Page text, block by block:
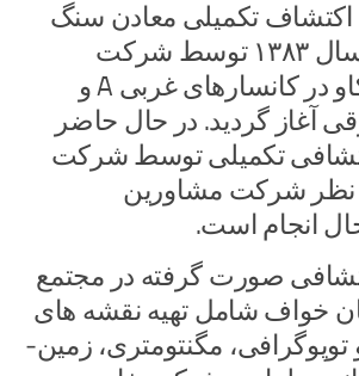
تکمیلی معادن سنگ
آهن سنگان از سال ۱۳۸۳ توسط شرکت
مهندسی معدنکاو در کانسارهای غربی A و
آغاز گردید. در حال حاضر
تکمیلی توسط شرکت
نظر شرکت مشاورین
انجام است.
صورت گرفته در مجتمع
خواف شامل تهیه نقشه­ های
زمین­ شناسی و توپوگرافی، مگنتومتری، زمین‌­